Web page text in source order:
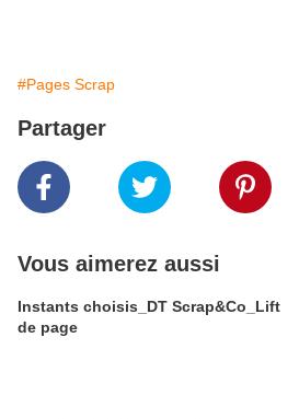
#Pages Scrap
Partager
Vous aimerez aussi
Instants choisis_DT Scrap&Co_Lift
de page